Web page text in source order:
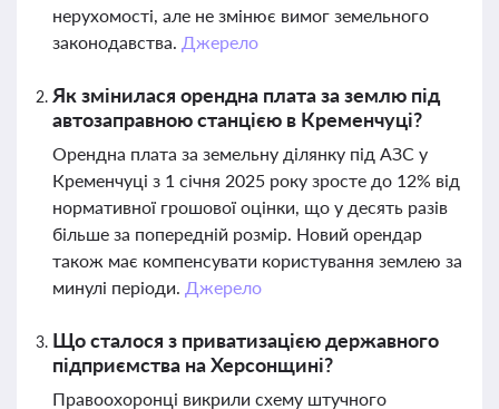
нерухомості, але не змінює вимог земельного
законодавства. Джерело
Як змінилася орендна плата за землю під
автозаправною станцією в Кременчуці?
Орендна плата за земельну ділянку під АЗС у
Кременчуці з 1 січня 2025 року зросте до 12% від
нормативної грошової оцінки, що у десять разів
більше за попередній розмір. Новий орендар
також має компенсувати користування землею за
минулі періоди. Джерело
Що сталося з приватизацією державного
підприємства на Херсонщині?
Правоохоронці викрили схему штучного